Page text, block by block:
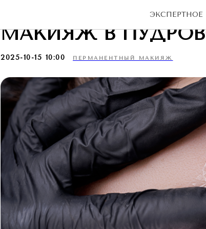
ЧТО ТАКОЕ
МАКИЯЖ В
2025-10-15 10:00 ПЕРМАНЕНТНЫЙ МАКИЯЖ